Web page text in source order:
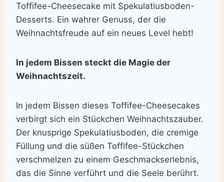
Toffifee-Cheesecake mit Spekulatiusboden-
Desserts. Ein wahrer Genuss, der die
Weihnachtsfreude auf ein neues Level hebt!
In jedem Bissen steckt die Magie der
Weihnachtszeit.
In jedem Bissen dieses Toffifee-Cheesecakes
verbirgt sich ein Stückchen Weihnachtszauber.
Der knusprige Spekulatiusboden, die cremige
Füllung und die süßen Toffifee-Stückchen
verschmelzen zu einem Geschmackserlebnis,
das die Sinne verführt und die Seele berührt.